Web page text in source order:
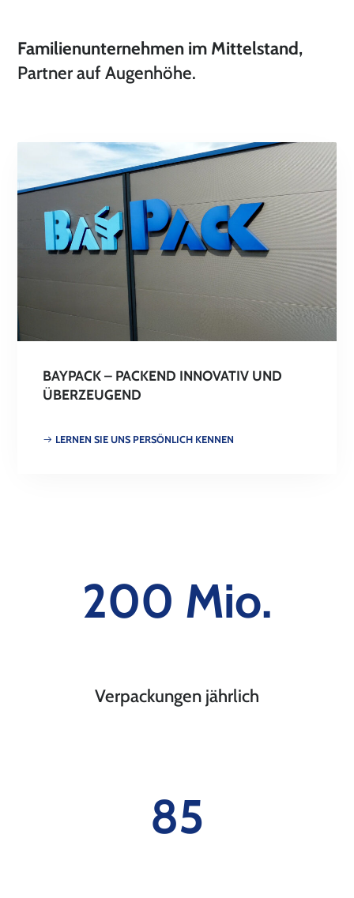
Familienunternehmen im Mittelstand,
Partner auf Augenhöhe.
BAYPACK – PACKEND INNOVATIV UND
ÜBERZEUGEND
LERNEN SIE UNS PERSÖNLICH KENNEN
200 Mio.
Verpackungen jährlich
85